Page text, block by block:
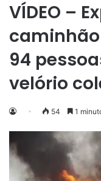
VÍDEO –
94
velório
54 1